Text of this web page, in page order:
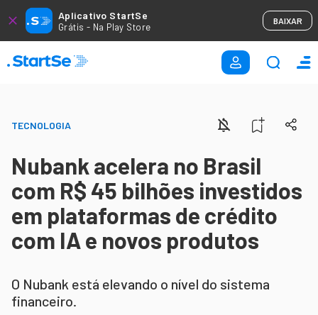
Aplicativo StartSe
Grátis - Na Play Store
BAIXAR
TECNOLOGIA
Nubank acelera no Brasil
com R$ 45 bilhões investidos
em plataformas de crédito
com IA e novos produtos
O Nubank está elevando o nível do sistema
financeiro.